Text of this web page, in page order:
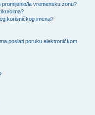
la vremensku zonu?
cima?
korisničkog imena?
poslati poruku elektroničkom